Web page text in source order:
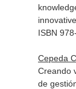
ISBN
Cepeda
Creando
de